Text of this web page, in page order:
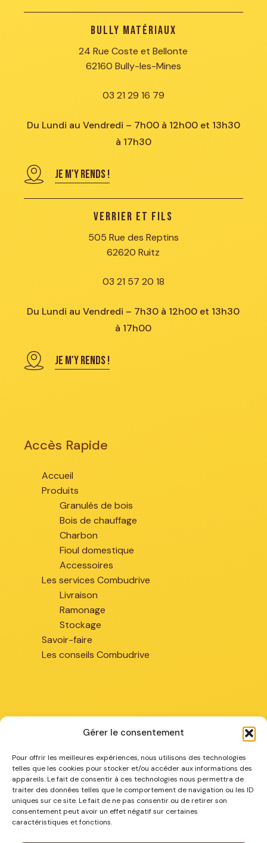
Gérer le consentement
Pour offrir les meilleures expériences, nous utilisons des technologies
telles que les cookies pour stocker et/ou accéder aux informations des
appareils. Le fait de consentir à ces technologies nous permettra de
traiter des données telles que le comportement de navigation ou les ID
uniques sur ce site. Le fait de ne pas consentir ou de retirer son
consentement peut avoir un effet négatif sur certaines
caractéristiques et fonctions.
Bully Matériaux
24 Rue Coste et Bellonte
62160 Bully-les-Mines
03 21 29 16 79
Du Lundi au Vendredi – 7h00 à 12h00 et 13h30
à 17h30
JE M'Y RENDS !
Verrier et Fils
505 Rue des Reptins
62620 Ruitz
03 21 57 20 18
Du Lundi au Vendredi – 7h30 à 12h00 et 13h30
à 17h00
JE M'Y RENDS !
Accès Rapide
Accueil
Produits
Granulés de bois
Bois de chauffage
Charbon
Fioul domestique
Accessoires
Les services Combudrive
Livraison
Ramonage
Stockage
Savoir-faire
Les conseils Combudrive
Chez vous
Combustibles à Arras
Combustibles à Béthune
Combustibles à La Bassée
Combustibles à Lens